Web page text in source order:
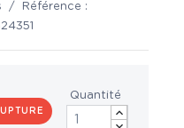
/
Référence :
Quantité